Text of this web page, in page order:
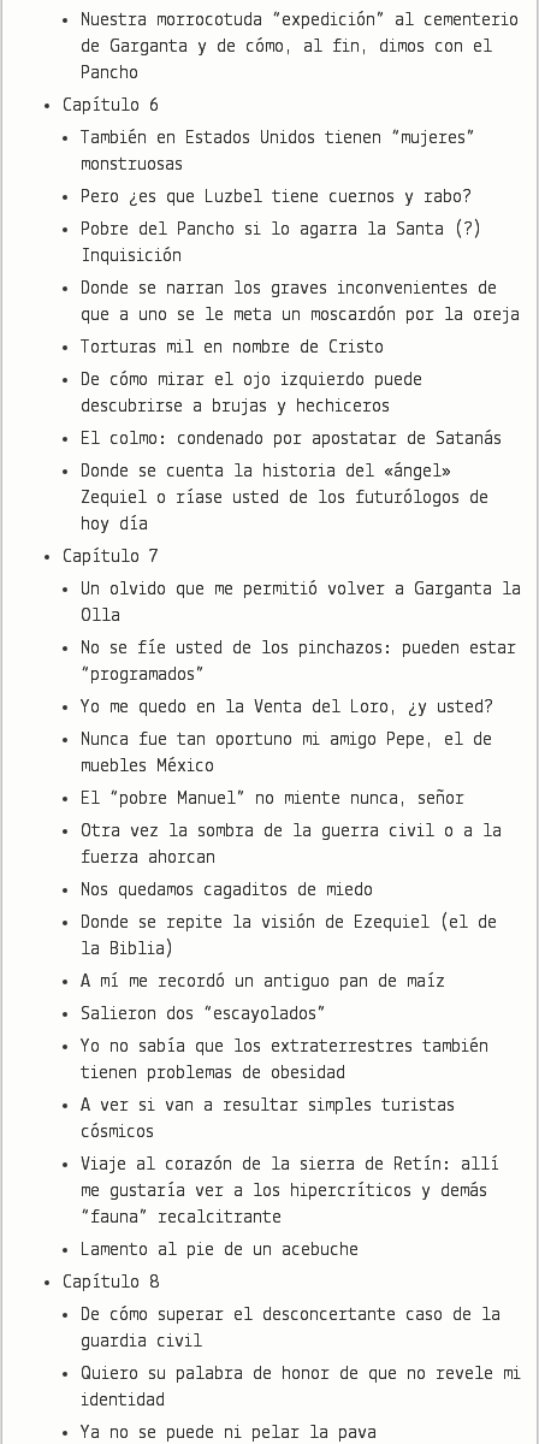
Nuestra morrocotuda “expedición” al cementerio
de Garganta y de cómo, al fin, dimos con el
Pancho
Capítulo 6
También en Estados Unidos tienen “mujeres”
monstruosas
Pero ¿es que Luzbel tiene cuernos y rabo?
Pobre del Pancho si lo agarra la Santa (?)
Inquisición
Donde se narran los graves inconvenientes de
que a uno se le meta un moscardón por la oreja
Torturas mil en nombre de Cristo
De cómo mirar el ojo izquierdo puede
descubrirse a brujas y hechiceros
El colmo: condenado por apostatar de Satanás
Donde se cuenta la historia del «ángel»
Zequiel o ríase usted de los futurólogos de
hoy día
Capítulo 7
Un olvido que me permitió volver a Garganta la
Olla
No se fíe usted de los pinchazos: pueden estar
“programados”
Yo me quedo en la Venta del Loro, ¿y usted?
Nunca fue tan oportuno mi amigo Pepe, el de
muebles México
El “pobre Manuel” no miente nunca, señor
Otra vez la sombra de la guerra civil o a la
fuerza ahorcan
Nos quedamos cagaditos de miedo
Donde se repite la visión de Ezequiel (el de
la Biblia)
A mí me recordó un antiguo pan de maíz
Salieron dos “escayolados”
Yo no sabía que los extraterrestres también
tienen problemas de obesidad
A ver si van a resultar simples turistas
cósmicos
Viaje al corazón de la sierra de Retín: allí
me gustaría ver a los hipercríticos y demás
“fauna” recalcitrante
Lamento al pie de un acebuche
Capítulo 8
De cómo superar el desconcertante caso de la
guardia civil
Quiero su palabra de honor de que no revele mi
identidad
Ya no se puede ni pelar la pava